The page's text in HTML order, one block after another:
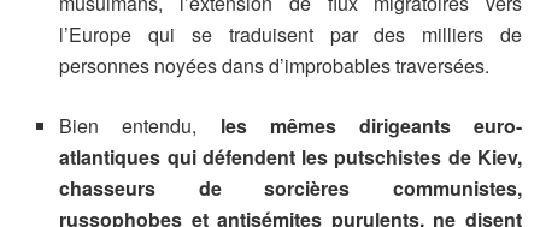
l’Europe qui se traduisent par des milliers de
personnes noyées dans d’improbables traversées.
Bien entendu, les mêmes dirigeants euro-
atlantiques qui défendent les putschistes de Kiev,
chasseurs de sorcières communistes,
russophobes et antisémites purulents, ne disent